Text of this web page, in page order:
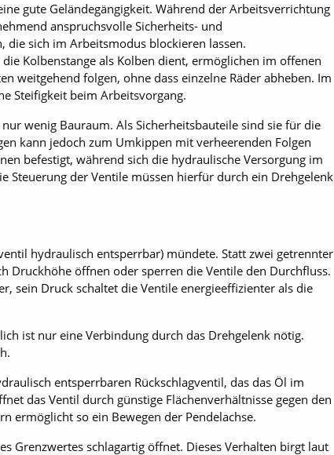
gute Geländegängigkeit. Während der Arbeitsverrichtung
anspruchsvolle Sicherheits- und
sich im Arbeitsmodus blockieren lassen.
Kolbenstange als Kolben dient, ermöglichen im offenen
weitgehend folgen, ohne dass einzelne Räder abheben. Im
Steifigkeit beim Arbeitsvorgang.
wenig Bauraum. Als Sicherheitsbauteile sind sie für die
kann jedoch zum Umkippen mit verheerenden Folgen
befestigt, während sich die hydraulische Versorgung im
Steuerung der Ventile müssen hierfür durch ein Drehgelenk
hydraulisch entsperrbar) mündete. Statt zwei getrennter
Druckhöhe öffnen oder sperren die Ventile den Durchfluss.
sein Druck schaltet die Ventile energieeffizienter als die
ist nur eine Verbindung durch das Drehgelenk nötig.
entsperrbaren Rückschlagventil, das das Öl im
das Ventil durch günstige Flächenverhältnisse gegen den
ermöglicht so ein Bewegen der Pendelachse.
Grenzwertes schlagartig öffnet. Dieses Verhalten birgt laut